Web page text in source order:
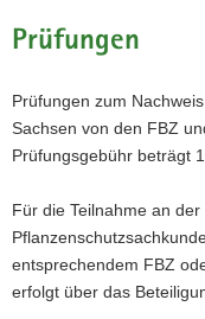
Prüfungen
Prüfungen zum
Sachsen von den FBZ
Prüfungsgebühr beträgt
Für die Teilnahme an
entsprechendem FBZ
erfolgt über das